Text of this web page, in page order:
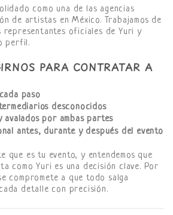
como una de las agencias
de artistas en México. Trabajamos de
oficiales de Yuri y
perfil.
PARA CONTRATAR A
paso
desconocidos
avalados por ambas partes
antes, durante y después del evento
que es tu evento, y entendemos que
como Yuri es una decisión clave. Por
compromete a que todo salga
detalle con precisión.